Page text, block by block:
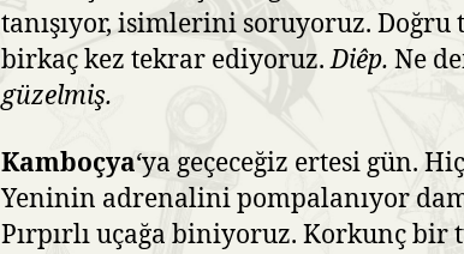
tanışıyor, isimlerini soruyoruz.
birkaç kez tekrar ediyoruz.Diêp. Ne
güzelmiş.
Kamboçya‘ya geçeceğiz ertesi gün.
Yeninin adrenalini pompalanıyor
Pırpırlı uçağa biniyoruz. Korkunç